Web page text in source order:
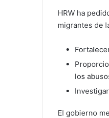
HRW ha
migrantes de
los
El gobierno